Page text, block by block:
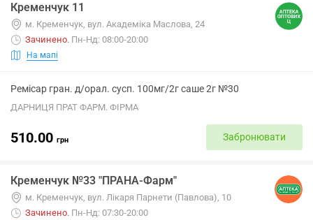
Кременчук 11
м. Кременчук, вул. Академіка Маслова, 24
Зачинено. Пн-Нд: 08:00-20:00
На мапі
Ремісар гран. д/орал. сусп. 100мг/2г саше 2г №30
ДАРНИЦЯ ПРАТ ФАРМ. ФІРМА
510.00 грн Забронювати
Кременчук №33 "ПРАНА-Фарм"
м. Кременчук, вул. Лікаря Парнети (Павлова), 10
Зачинено. Пн-Нд: 07:30-20:00